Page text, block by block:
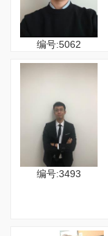
编号:5062
编号:3493